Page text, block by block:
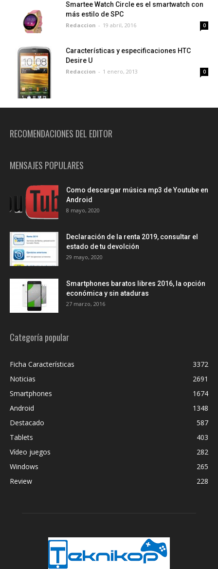
Smartee Watch Circle es el smartwatch con
más estilo de SPC
Redaccion - 19 abril, 2016 0
Características y especificaciones HTC
Desire U
Redaccion - 1 enero, 2013 0
RECOMENDACIONES DEL EDITOR
MENSAJES POPULARES
Como descargar música mp3 de Youtube en
Android
8 mayo, 2020
Declaración de la renta 2019, consultar el
estado de tu devolción
29 mayo, 2020
Smartphones baratos libres 2016, la opción
económica y sin ataduras
27 marzo, 2016
Categoría popular
Ficha Características
3372
Noticias
2691
Smartphones
1674
Android
1348
Destacado
587
Tablets
403
Vídeo juegos
282
Windows
265
Review
228